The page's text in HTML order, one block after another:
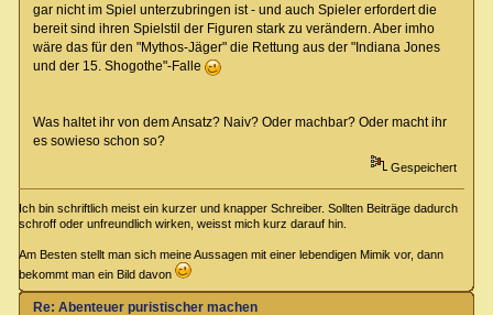
gar nicht im Spiel unterzubringen ist - und auch Spieler erfordert die
bereit sind ihren Spielstil der Figuren stark zu verändern. Aber imho
wäre das für den "Mythos-Jäger" die Rettung aus der "Indiana Jones
und der 15. Shogothe"-Falle
Was haltet ihr von dem Ansatz? Naiv? Oder machbar? Oder macht ihr
es sowieso schon so?
Gespeichert
Ich bin schriftlich meist ein kurzer und knapper Schreiber. Sollten Beiträge dadurch
schroff oder unfreundlich wirken, weisst mich kurz darauf hin.
Am Besten stellt man sich meine Aussagen mit einer lebendigen Mimik vor, dann
bekommt man ein Bild davon
Re: Abenteuer puristischer machen